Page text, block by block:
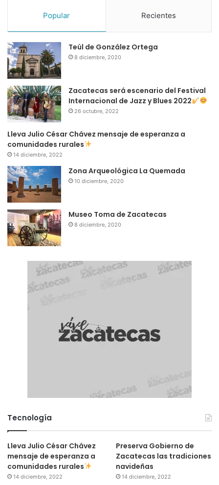
Popular Recientes
Teúl de González Ortega
8 diciembre, 2020
Zacatecas será escenario del Festival
Internacional de Jazz y Blues 2022
26 octubre, 2022
Lleva Julio César Chávez mensaje de esperanza a
comunidades rurales
14 diciembre, 2022
Zona Arqueológica La Quemada
10 diciembre, 2020
Museo Toma de Zacatecas
8 diciembre, 2020
Tecnología
Lleva Julio César Chávez
mensaje de esperanza a
comunidades rurales
14 diciembre, 2022
Preserva Gobierno de
Zacatecas las tradiciones
navideñas
14 diciembre, 2022